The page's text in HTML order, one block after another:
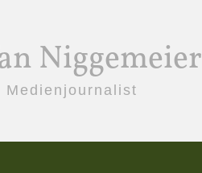
Niggemeier
Medienjournalist